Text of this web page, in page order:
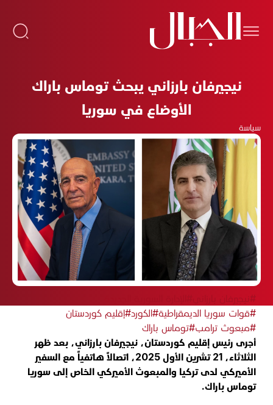
نيجيرفان بارزاني يبحث توماس باراك
الأوضاع في سوريا
سياسة
#نيجيرفان بارزاني
#قوات سوريا الديمقراطية#الكورد#إقليم كوردستان
#مبعوث ترامب#توماس باراك
أجرى رئيس إقليم كوردستان، نيجيرفان بارزاني، بعد ظهر
الثلاثاء، 21 تشرين الأول 2025، اتصالاً هاتفياً مع السفير
الأميركي لدى تركيا والمبعوث الأميركي الخاص إلى سوريا
توماس باراك.